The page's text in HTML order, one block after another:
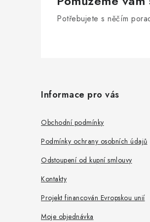
Potřebujete s něčím
Informace pro vás
Obchodní podmínky
Podmínky ochrany osobních údajů
Odstoupení od kupní smlouvy
Kontakty
Projekt financován Evropskou unií
Moje objednávka